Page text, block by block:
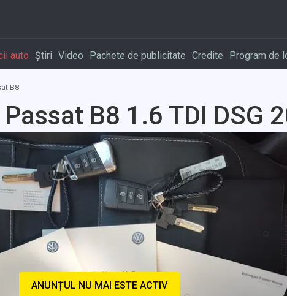
auto Știri Video Pachete de publicitate Credite Program de
B8
B8 1.6 TDI DSG
ANUNȚUL NU MAI ESTE ACTIV